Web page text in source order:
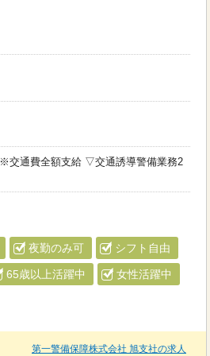
交通費全額支給 ▽交通誘導警備業務2
夜勤のみ可 シフト自由
65歳以上活躍中 女性活躍中
第一警備保障株式会社 旭支社の求人